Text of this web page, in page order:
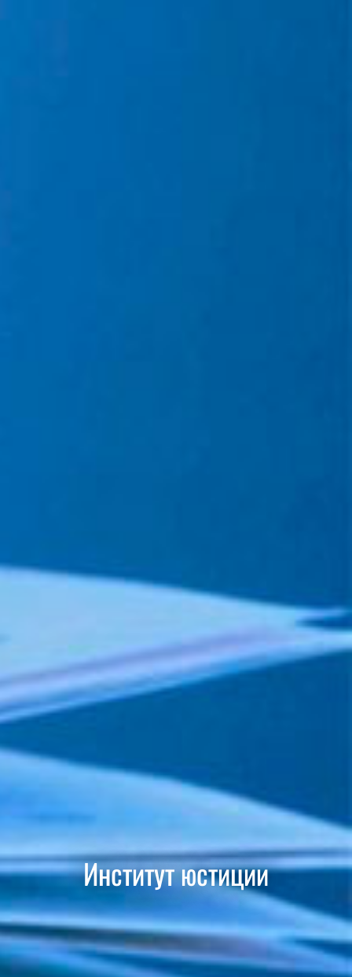
Институт юстиции